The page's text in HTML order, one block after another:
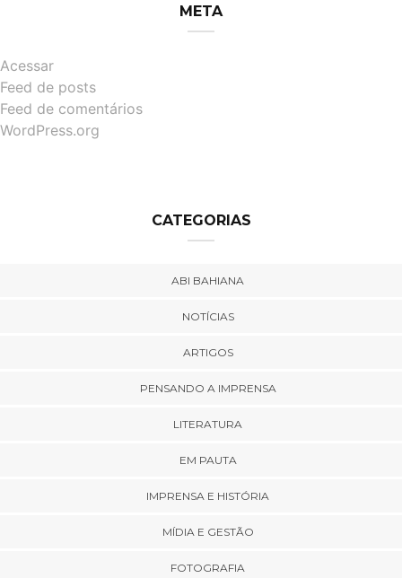
META
Acessar
Feed de posts
Feed de comentários
WordPress.org
CATEGORIAS
ABI BAHIANA
NOTÍCIAS
ARTIGOS
PENSANDO A IMPRENSA
LITERATURA
EM PAUTA
IMPRENSA E HISTÓRIA
MÍDIA E GESTÃO
FOTOGRAFIA